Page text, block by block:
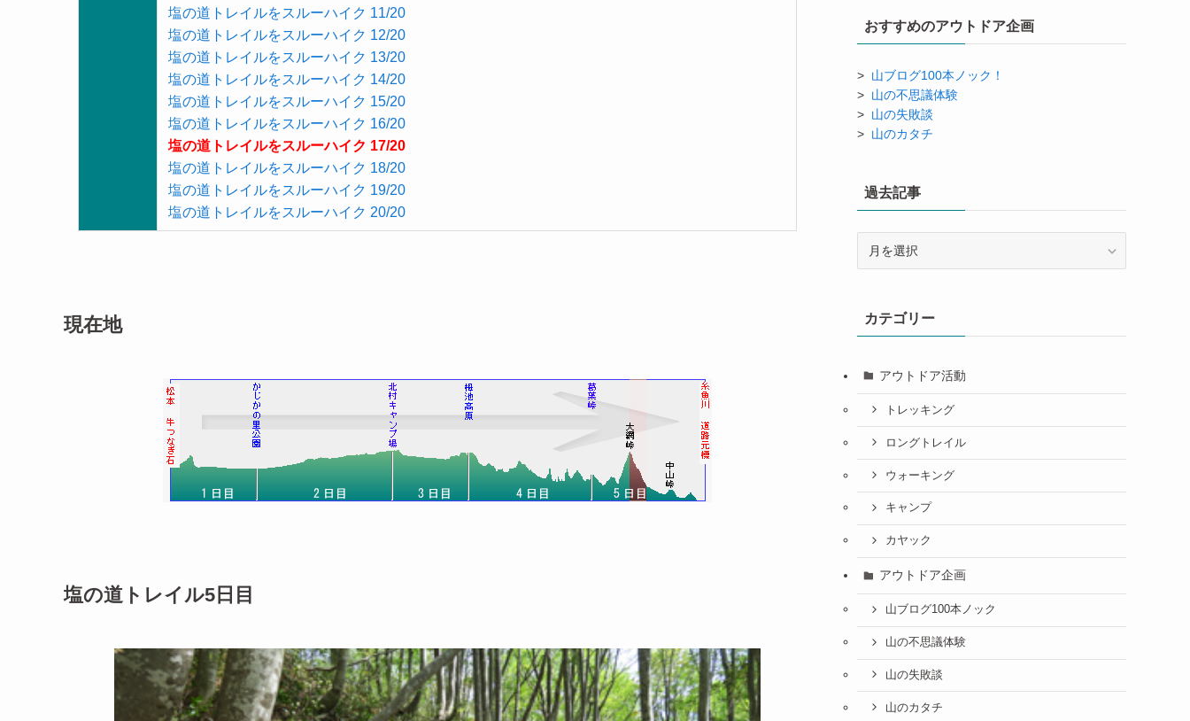
塩の道トレイルをスルーハイク 11/20
塩の道トレイルをスルーハイク 12/20
塩の道トレイルをスルーハイク 13/20
塩の道トレイルをスルーハイク 14/20
塩の道トレイルをスルーハイク 15/20
塩の道トレイルをスルーハイク 16/20
塩の道トレイルをスルーハイク 17/20
塩の道トレイルをスルーハイク 18/20
塩の道トレイルをスルーハイク 19/20
塩の道トレイルをスルーハイク 20/20
現在地
塩の道トレイル5日目
おすすめのアウトドア企画
> 山ブログ100本ノック！
> 山の不思議体験
> 山の失敗談
> 山のカタチ
過去記事
カテゴリー
アウトドア活動
トレッキング
ロングトレイル
ウォーキング
キャンプ
カヤック
アウトドア企画
山ブログ100本ノック
山の不思議体験
山の失敗談
山のカタチ